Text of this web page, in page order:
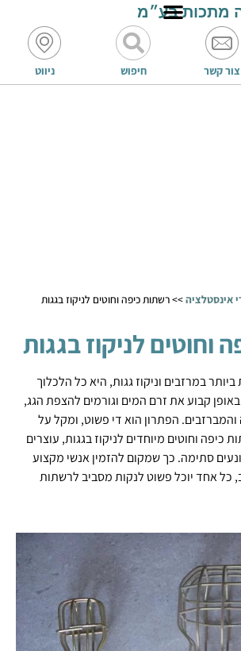
מתכות בע״מ
צור קשר חיפוש ניווט
אינסטלציה>>רשתות כיפה וחוטים לניקוז בגגות
וחוטים לניקוז בגגות
במרזבים וניקוז גגות, היא כל הלכלוך
קבוע את זרם המים וגורמים להצפת הגג,
והמברזבים. הפתרון הוא די פשוט, ומקל על
וחוטים מיוחדים לניקוז בגגות, עוצרים
סתימה. כך שמקום להזמין אנשי מקצוע
אחד יוכל פשוט לנקות מסביב לרשתות